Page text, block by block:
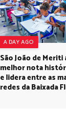
A DAY AGO
São João de Meriti
melhor nota
e lidera entre as
redes da Baixada